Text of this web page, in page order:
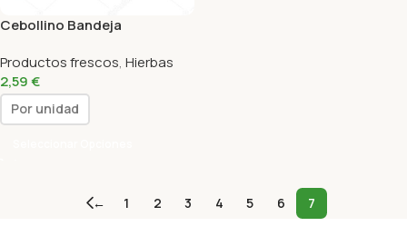
Cebollino Bandeja
Productos frescos, Hierbas
2,59€
Por unidad
← 1 2 3 4 5 6 7